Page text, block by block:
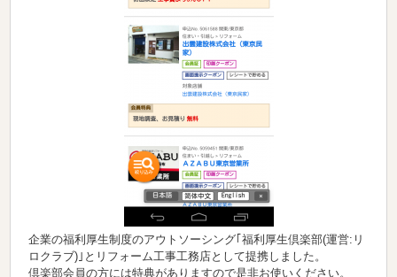
企業の福利厚生制度のアウトソーシング｢福利厚生倶楽部(運営:リ
ロクラブ)｣とリフォーム工事工務店として提携しました。
倶楽部会員の方には特典がありますので是非お使いください。